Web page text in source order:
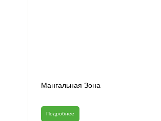
Мангальная Зона
Подробнее